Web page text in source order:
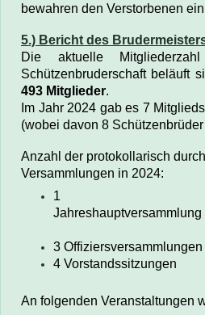
bewahren den Verstorbenen
5.) Bericht des
Die aktuelle
Schützenbruderschaft beläuft
493 Mitglieder.
Im Jahr 2024 gab es 7
(wobei davon 8
Anzahl der protokollarisch
Versammlungen in 2024:
1
3
4 Vorstandssitzungen
An folgenden Veranstaltungen